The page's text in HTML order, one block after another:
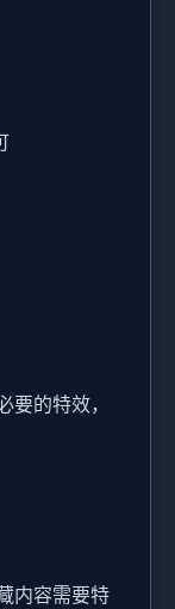
的特效，
内容需要特